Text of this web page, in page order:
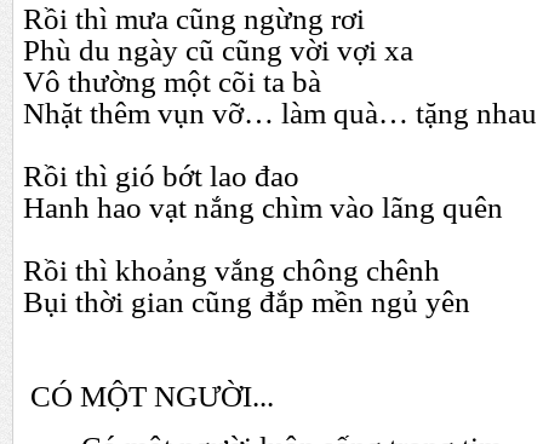
Rồi thì mưa cũng ngừng rơi
Phù du ngày cũ cũng vời vợi xa
Vô thường một cõi ta bà
Nhặt thêm vụn vỡ… làm quà… tặng nhau
Rồi thì gió bớt lao đao
Hanh hao vạt nắng chìm vào lãng quên
Rồi thì khoảng vắng chông chênh
Bụi thời gian cũng đắp mền ngủ yên
CÓ MỘT NGƯỜI...